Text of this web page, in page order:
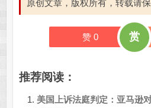
原创文章，版权所有，转载请保
赞 0 赏
推荐阅读：
美国上诉法庭判定：亚马逊